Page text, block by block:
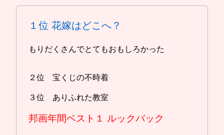
１位 花嫁はどこへ？
もりだくさんでとてもおもしろかった
２位 宝くじの不時着
３位 ありふれた教室
邦画年間ベスト１ ルックバック